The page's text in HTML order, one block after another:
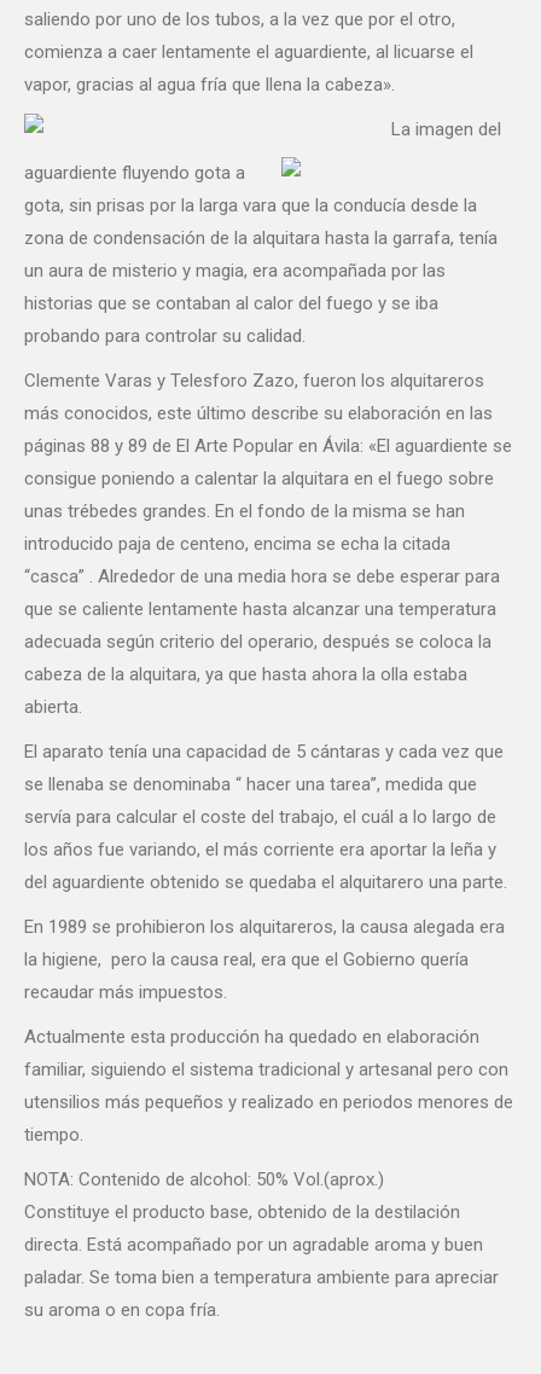
saliendo por uno de los tubos, a la vez que por el otro,
comienza a caer lentamente el aguardiente, al licuarse el
vapor, gracias al agua fría que llena la cabeza».
La imagen del
aguardiente fluyendo gota a
gota, sin prisas por la larga vara que la conducía desde la
zona de condensación de la alquitara hasta la garrafa, tenía
un aura de misterio y magia, era acompañada por las
historias que se contaban al calor del fuego y se iba
probando para controlar su calidad.
Clemente Varas y Telesforo Zazo, fueron los alquitareros
más conocidos, este último describe su elaboración en las
páginas 88 y 89 de El Arte Popular en Ávila: «El aguardiente se
consigue poniendo a calentar la alquitara en el fuego sobre
unas trébedes grandes. En el fondo de la misma se han
introducido paja de centeno, encima se echa la citada
“casca” . Alrededor de una media hora se debe esperar para
que se caliente lentamente hasta alcanzar una temperatura
adecuada según criterio del operario, después se coloca la
cabeza de la alquitara, ya que hasta ahora la olla estaba
abierta.
El aparato tenía una capacidad de 5 cántaras y cada vez que
se llenaba se denominaba “ hacer una tarea”, medida que
servía para calcular el coste del trabajo, el cuál a lo largo de
los años fue variando, el más corriente era aportar la leña y
del aguardiente obtenido se quedaba el alquitarero una parte.
En 1989 se prohibieron los alquitareros, la causa alegada era
la higiene, pero la causa real, era que el Gobierno quería
recaudar más impuestos.
Actualmente esta producción ha quedado en elaboración
familiar, siguiendo el sistema tradicional y artesanal pero con
utensilios más pequeños y realizado en periodos menores de
tiempo.
NOTA: Contenido de alcohol: 50% Vol.(aprox.)
Constituye el producto base, obtenido de la destilación
directa. Está acompañado por un agradable aroma y buen
paladar. Se toma bien a temperatura ambiente para apreciar
su aroma o en copa fría.